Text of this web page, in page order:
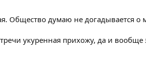
Общество думаю не догадывается
укуренная прихожу, да и вообще